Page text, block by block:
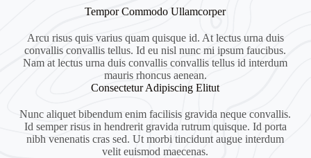
Tempor Commodo Ullamcorper
Arcu risus quis varius quam quisque id. At lectus urna duis
convallis convallis tellus. Id eu nisl nunc mi ipsum faucibus.
Nam at lectus urna duis convallis convallis tellus id interdum
mauris rhoncus aenean.
Consectetur Adipiscing Elitut
Nunc aliquet bibendum enim facilisis gravida neque convallis.
Id semper risus in hendrerit gravida rutrum quisque. Id porta
nibh venenatis cras sed. Ut morbi tincidunt augue interdum
velit euismod maecenas.